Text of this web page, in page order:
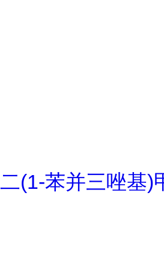
二(1-苯并三唑基)